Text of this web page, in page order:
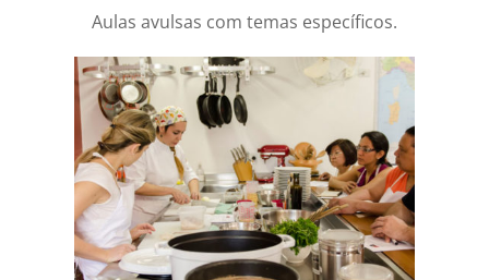
Aulas avulsas com temas específicos.